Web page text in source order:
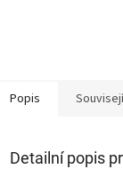
Popis
Detailní popis